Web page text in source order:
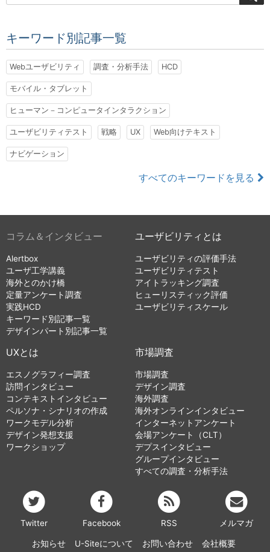
キーワード別記事一覧
Webユーザビリティ 調査・分析手法 HCD
モバイル・タブレット
ヒューマン－コンピュータインタラクション
ユーザビリティテスト 戦略 UX Web向けテキスト
ナビゲーション
すべてのキーワードを見る
コラム＆インタビュー
Alertbox
ユーザ工学講義
海外とのかけ橋
定量アンケート調査
実践HCD
キーワード別記事一覧
デザインパート別記事一覧
ユーザビリティとは
ユーザビリティの評価手法
ユーザビリティテスト
アイトラッキング調査
ヒューリスティック評価
ユーザビリティスケール
UXとは
エスノグラフィー調査
訪問インタビュー
コンテキストインタビュー
ペルソナ・シナリオの作成
ワークモデル分析
デザイン発想支援
ワークショップ
市場調査
市場調査
デザイン調査
海外調査
海外オンラインインタビュー
インターネットアンケート
会場アンケート（CLT）
デプスインタビュー
グループインタビュー
すべての調査・分析手法
Twitter Facebook RSS メルマガ
お知らせ U-Siteについて お問い合わせ 会社概要